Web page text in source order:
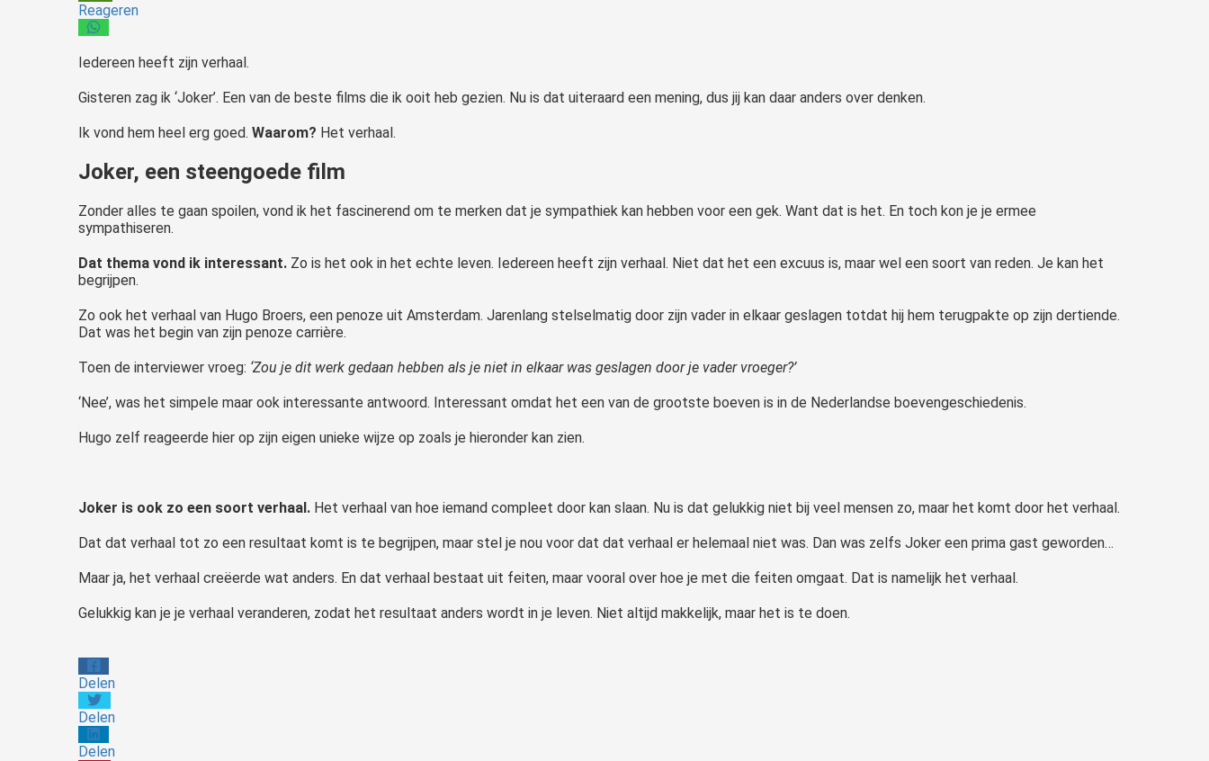
Reageren
Iedereen heeft zijn verhaal.
Gisteren zag ik ‘Joker’. Een van de beste films die ik ooit heb gezien. Nu is dat uiteraard een mening, dus jij kan daar anders over denken.
Ik vond hem heel erg goed. Waarom? Het verhaal.
Joker, een steengoede film
Zonder alles te gaan spoilen, vond ik het fascinerend om te merken dat je sympathiek kan hebben voor een gek. Want dat is het. En toch kon je je ermee
sympathiseren.
Dat thema vond ik interessant. Zo is het ook in het echte leven. Iedereen heeft zijn verhaal. Niet dat het een excuus is, maar wel een soort van reden. Je kan het
begrijpen.
Zo ook het verhaal van Hugo Broers, een penoze uit Amsterdam. Jarenlang stelselmatig door zijn vader in elkaar geslagen totdat hij hem terugpakte op zijn dertiende.
Dat was het begin van zijn penoze carrière.
Toen de interviewer vroeg: ‘Zou je dit werk gedaan hebben als je niet in elkaar was geslagen door je vader vroeger?’
‘Nee’, was het simpele maar ook interessante antwoord. Interessant omdat het een van de grootste boeven is in de Nederlandse boevengeschiedenis.
Hugo zelf reageerde hier op zijn eigen unieke wijze op zoals je hieronder kan zien.
Joker is ook zo een soort verhaal. Het verhaal van hoe iemand compleet door kan slaan. Nu is dat gelukkig niet bij veel mensen zo, maar het komt door het verhaal.
Dat dat verhaal tot zo een resultaat komt is te begrijpen, maar stel je nou voor dat dat verhaal er helemaal niet was. Dan was zelfs Joker een prima gast geworden…
Maar ja, het verhaal creëerde wat anders. En dat verhaal bestaat uit feiten, maar vooral over hoe je met die feiten omgaat. Dat is namelijk het verhaal.
Gelukkig kan je je verhaal veranderen, zodat het resultaat anders wordt in je leven. Niet altijd makkelijk, maar het is te doen.
Delen
Delen
Delen